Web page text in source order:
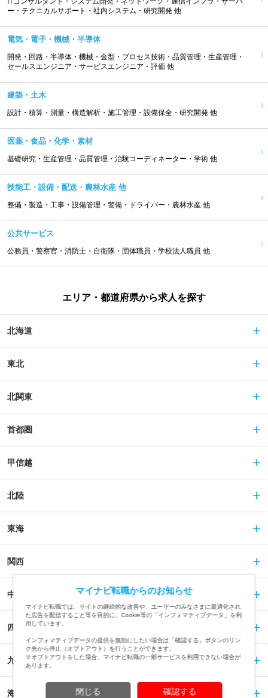
ー・テクニカルサポート・社内システム・研究開発 他
電気・電子・機械・半導体
開発・回路・半導体・機械・金型・プロセス技術・品質管理・生産管理・
セールスエンジニア・サービスエンジニア・評価 他
建築・土木
設計・積算・測量・構造解析・施工管理・設備保全・研究開発 他
医薬・食品・化学・素材
基礎研究・生産管理・品質管理・治験コーディネーター・学術 他
技能工・設備・配送・農林水産 他
整備・製造・工事・設備管理・警備・ドライバー・農林水産 他
公共サービス
公務員・警察官・消防士・自衛隊・団体職員・学校法人職員 他
エリア・都道府県から求人を探す
北海道
東北
北関東
首都圏
甲信越
北陸
東海
関西
中国
四国
九州
海外
マイナビ転職からのお知らせ
マイナビ転職では、サイトの継続的な改善や、ユーザーのみなさまに最適化され
た広告を配信すること等を目的に、Cookie等の「インフォマティブデータ」を利
用しています。
インフォマティブデータの提供を無効にしたい場合は「確認する」ボタンのリン
ク先から停止（オプトアウト）を行うことができます。
※オプトアウトをした場合、マイナビ転職の一部サービスを利用できない場合が
あります。
閉じる 確認する